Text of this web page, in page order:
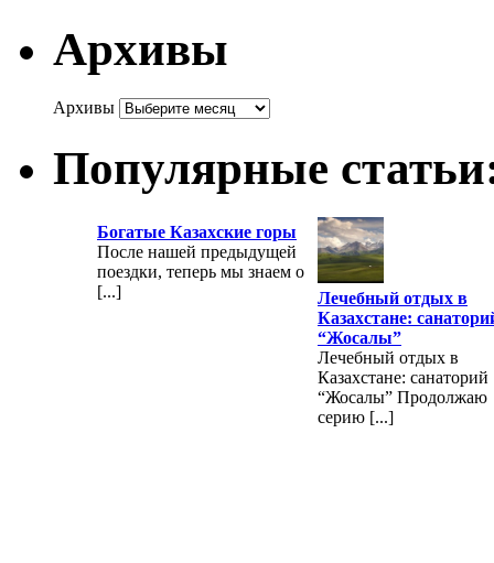
Архивы
Архивы
Популярные
Богатые Казахские горы
После нашей предыдущей
поездки, теперь мы знаем о
[...]
Лечебный отдых в
Казахстане:
“Жосалы”
Лечебный отдых в
Казахстане: санаторий
“Жосалы” Продолжаю
серию [...]